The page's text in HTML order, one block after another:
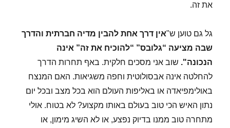
את זה.
גל גם טוען ש"אין דרך אחת להבין מדיה חברתית והדרך
שבה מציעה “גלובס” “להוכיח את זה” אינה
הנכונה". שוב אני מסכים חלקית. באף תחרות הדרך
להחלטה אינה אבסולוטית וחפה משגיאות. האם המנצח
באולימפיאדה או באליפות העולם הוא בכל מצב ובכל יום
נתון האיש הכי טוב בעולם באותו מקצוע? לא בטוח. אולי
מתחרה טוב ממנו בדיוק נפצע, או לא השיג מימון, או